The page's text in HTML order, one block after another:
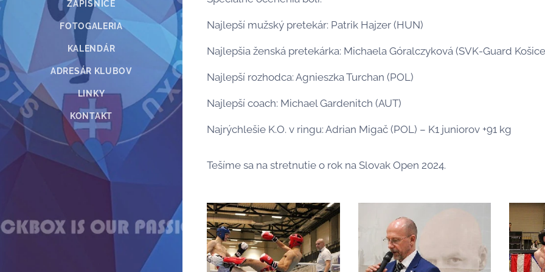
ZÁPISNICE
FOTOGALERIA
KALENDÁR
ADRESÁR KLUBOV
LINKY
KONTAKT
Najlepší mužský pretekár: Patrik Hajzer (HUN)
Najlepšia ženská pretekárka: Michaela Góralczyková (SVK-Guard
Najlepší rozhodca: Agnieszka Turchan (POL)
Najlepší coach: Michael Gardenitch (AUT)
Najrýchlešie K.O. v ringu: Adrian Migač (POL) – K1 juniorov +91 kg
Tešíme sa na stretnutie o rok na Slovak Open 2024.